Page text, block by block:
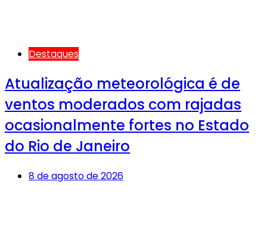
Destaques
Atualização meteorológica é de
ventos moderados com rajadas
ocasionalmente fortes no Estado
do Rio de Janeiro
8 de agosto de 2026